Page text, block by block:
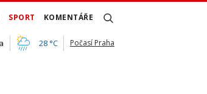
SPORT KOMENTÁŘE
28 °C Počasí Praha